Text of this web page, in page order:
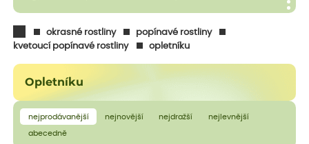
okrasné rostliny
popínavé rostliny
kvetoucí popínavé rostliny
opletníku
Opletníku
nejprodávanější nejnovější nejdražší nejlevnější
abecedně